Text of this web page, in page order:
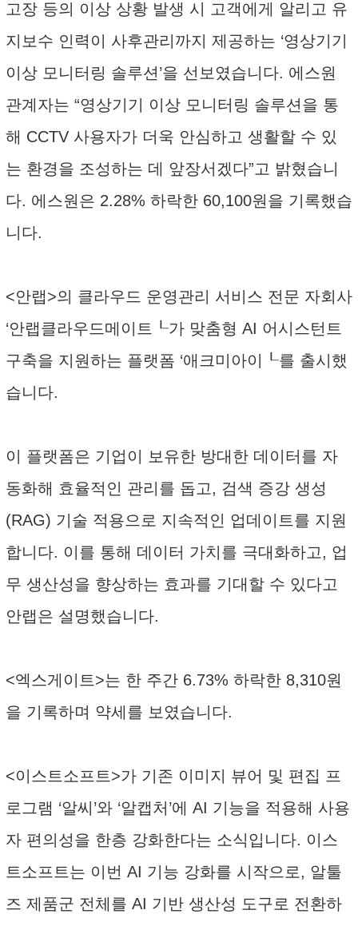
고장 등의 이상 상황 발생 시 고객에게 알리고 유
지보수 인력이 사후관리까지 제공하는 ‘영상기기
이상 모니터링 솔루션’을 선보였습니다. 에스원
관계자는 “영상기기 이상 모니터링 솔루션을 통
해 CCTV 사용자가 더욱 안심하고 생활할 수 있
는 환경을 조성하는 데 앞장서겠다”고 밝혔습니
다. 에스원은 2.28% 하락한 60,100원을 기록했습
니다.
<안랩>의 클라우드 운영관리 서비스 전문 자회사
‘안랩클라우드메이트┖가 맞춤형 AI 어시스턴트
구축을 지원하는 플랫폼 ‘애크미아이┖를 출시했
습니다.
이 플랫폼은 기업이 보유한 방대한 데이터를 자
동화해 효율적인 관리를 돕고, 검색 증강 생성
(RAG) 기술 적용으로 지속적인 업데이트를 지원
합니다. 이를 통해 데이터 가치를 극대화하고, 업
무 생산성을 향상하는 효과를 기대할 수 있다고
안랩은 설명했습니다.
<엑스게이트>는 한 주간 6.73% 하락한 8,310원
을 기록하며 약세를 보였습니다.
<이스트소프트>가 기존 이미지 뷰어 및 편집 프
로그램 ‘알씨’와 ‘알캡처’에 AI 기능을 적용해 사용
자 편의성을 한층 강화한다는 소식입니다. 이스
트소프트는 이번 AI 기능 강화를 시작으로, 알툴
즈 제품군 전체를 AI 기반 생산성 도구로 전환하